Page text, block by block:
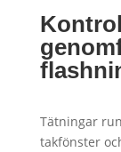
Tätningar
takfönster